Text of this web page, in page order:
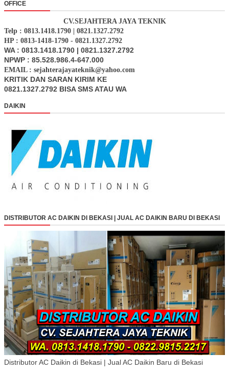
OFFICE
CV.SEJAHTERA JAYA TEKNIK
Telp : 0813.1418.1790 | 0821.1327.2792
HP : 0813-1418-1790 - 0821.1327.2792
WA : 0813.1418.1790 | 0821.1327.2792
NPWP : 85.528.986.4-647.000
EMAIL : sejahterajayateknik@yahoo.com
KRITIK DAN SARAN KIRIM KE
0821.1327.2792 BISA SMS ATAU WA
DAIKIN
DISTRIBUTOR AC DAIKIN DI BEKASI | JUAL AC DAIKIN BARU DI BEKASI
Distributor AC Daikin di Bekasi | Jual AC Daikin Baru di Bekasi